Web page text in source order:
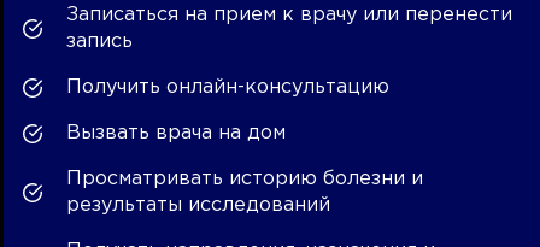
Записаться на прием к врачу или перенести
запись
Получить онлайн-консультацию
Вызвать врача на дом
Просматривать историю болезни и
результаты исследований